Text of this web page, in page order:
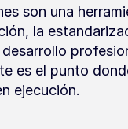
son una
la
es el punto
ejecución.